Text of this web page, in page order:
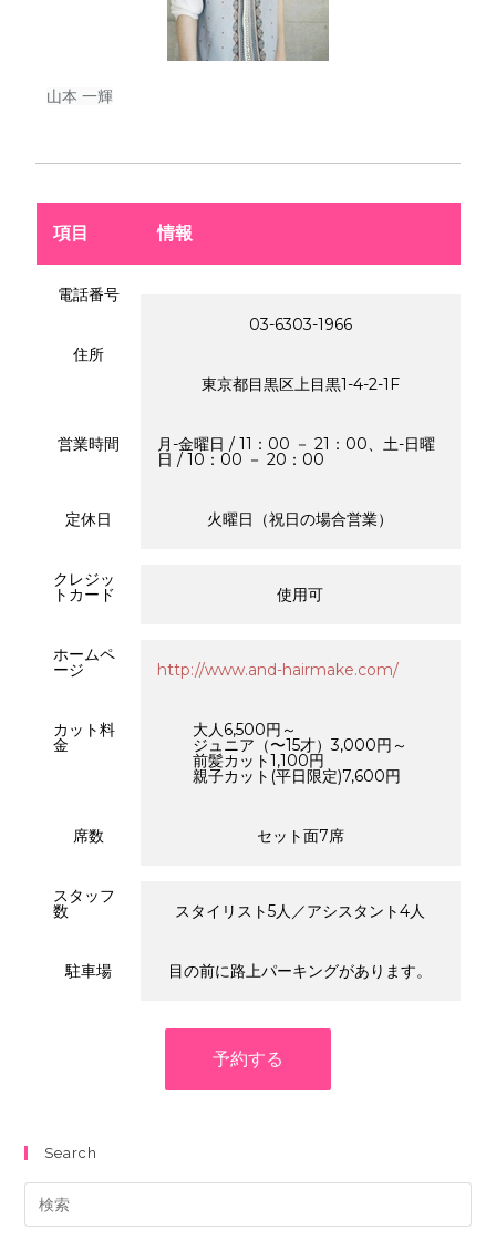
山本 一輝
項目 情報
電話番号
03-6303-1966
住所
東京都目黒区上目黒1-4-2-1F
営業時間 月-金曜日 / 11：00 － 21：00、土-日曜
日 / 10：00 － 20：00
定休日 火曜日（祝日の場合営業）
クレジッ
トカード 使用可
ホームペ
ージ http://www.and-hairmake.com/
カット料
金
大人6,500円～
ジュニア（〜15才）3,000円～
前髪カット1,100円
親子カット(平日限定)7,600円
席数 セット面7席
スタッフ
数 スタイリスト5人／アシスタント4人
駐車場 目の前に路上パーキングがあります。
予約する
Search